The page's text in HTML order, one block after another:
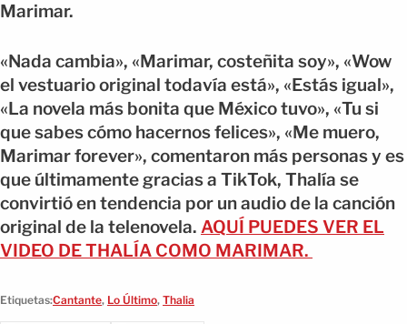
Marimar.
«Nada cambia», «Marimar, costeñita soy», «Wow
el vestuario original todavía está», «Estás igual»,
«La novela más bonita que México tuvo», «Tu si
que sabes cómo hacernos felices», «Me muero,
Marimar forever», comentaron más personas y es
que últimamente gracias a TikTok, Thalía se
convirtió en tendencia por un audio de la canción
original de la telenovela. AQUÍ PUEDES VER EL
VIDEO DE THALÍA COMO MARIMAR.
Etiquetas:Cantante, Lo Último, Thalia